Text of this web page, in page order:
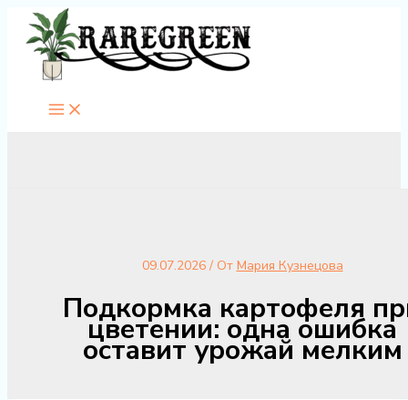
Перейти
содержимому
09.07.2026 / От Мария Кузнецова
Подкормка картофеля
цветении: одна ошибка
оставит урожай мелким